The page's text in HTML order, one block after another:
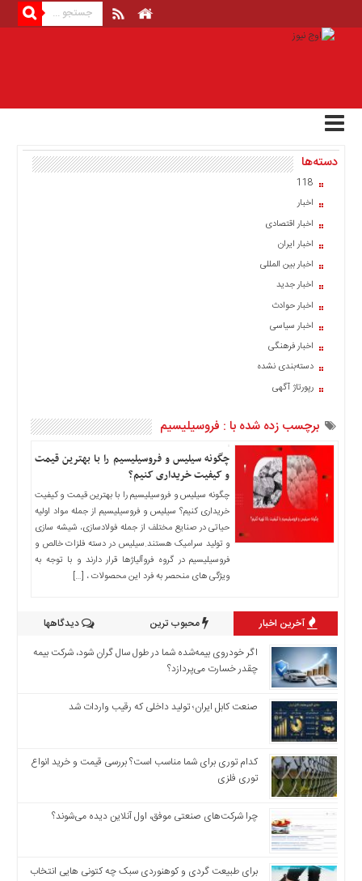
صفحه
اصلی
اخبار
اقتصادی
اقتصادی
سیاسی
فرهنگی
منوی
صفحه
ایران
اخبار
المللی
اخبار
اقتصادی
اخبار
جدید
حوادث
اخبار
سیاسی
دسته‌ها
118
اخبار
اخبار اقتصادی
اخبار ایران
اخبار بین المللی
اخبار جدید
اخبار حوادث
اخبار سیاسی
اخبار فرهنگی
دسته‌بندی نشده
رپورتاژ آگهی
برچسب زده شده با : فروسیلیسیم
چگونه سیلیس و فروسیلیسیم را با بهترین قیمت
و کیفیت خریداری کنیم؟
چگونه سیلیس و فروسیلیسیم را با بهترین قیمت و کیفیت
خریداری کنیم؟ سیلیس و فروسیلیسیم از جمله مواد اولیه
حیاتی در صنایع مختلف از جمله فولادسازی، شیشه ‌سازی
و تولید سرامیک هستند.سیلیس در دسته فلزات خالص و
فروسیلیسیم در گروه فروآلیاژها قرار دارند و با توجه به
ویژگی‌ های منحصر به فرد این محصولات ، […]
آخرین اخبار محبوب ترین
دیدگاهها
اگر خودروی بیمه‌شده شما در طول سال گران شود، شرکت بیمه
چقدر خسارت می‌پردازد؟
صنعت کابل ایران؛ تولید داخلی که رقیب واردات شد
کدام توری برای شما مناسب است؟ بررسی قیمت و خرید انواع
توری فلزی
چرا شرکت‌های صنعتی موفق، اول آنلاین دیده می‌شوند؟
برای طبیعت گردی و کوهنوردی سبک چه کتونی هایی انتخاب